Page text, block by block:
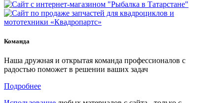
Команда
Наша дружная и открытая команда профессионалов с
радостью поможет в решении ваших задач
Подробнее